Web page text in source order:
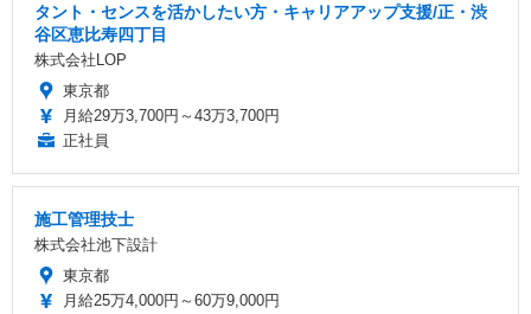
タント・センスを活かしたい方・キャリアアップ支援/正・渋
谷区恵比寿四丁目
株式会社LOP
東京都
月給29万3,700円～43万3,700円
正社員
施工管理技士
株式会社池下設計
東京都
月給25万4,000円～60万9,000円